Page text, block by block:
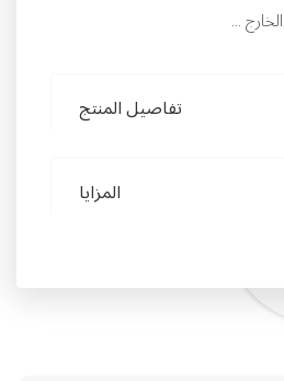
...
تفاصيل المنتج
المزايا